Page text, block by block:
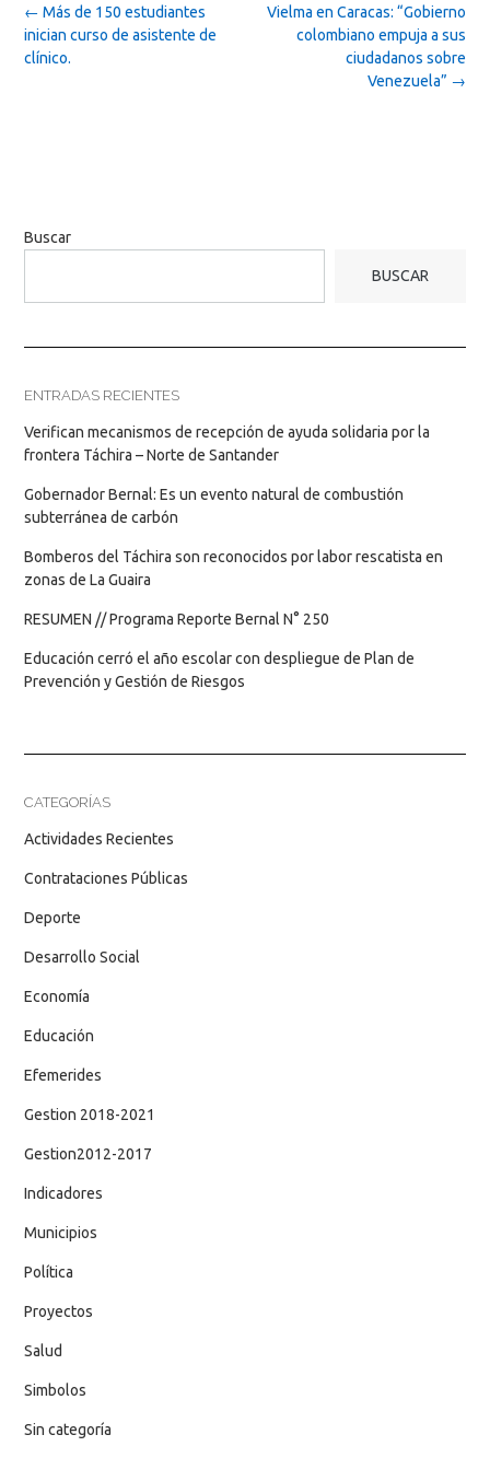
Post
navigation
Vielma en Caracas: “Gobierno
colombiano empuja a sus
ciudadanos sobre
Venezuela” →
← Más de 150 estudiantes
inician curso de asistente de
clínico.
Buscar
BUSCAR
ENTRADAS RECIENTES
Verifican mecanismos de recepción de ayuda solidaria por la
frontera Táchira – Norte de Santander
Gobernador Bernal: Es un evento natural de combustión
subterránea de carbón
Bomberos del Táchira son reconocidos por labor rescatista en
zonas de La Guaira
RESUMEN // Programa Reporte Bernal N° 250
Educación cerró el año escolar con despliegue de Plan de
Prevención y Gestión de Riesgos
CATEGORÍAS
Actividades Recientes
Contrataciones Públicas
Deporte
Desarrollo Social
Economía
Educación
Efemerides
Gestion 2018-2021
Gestion2012-2017
Indicadores
Municipios
Política
Proyectos
Salud
Simbolos
Sin categoría